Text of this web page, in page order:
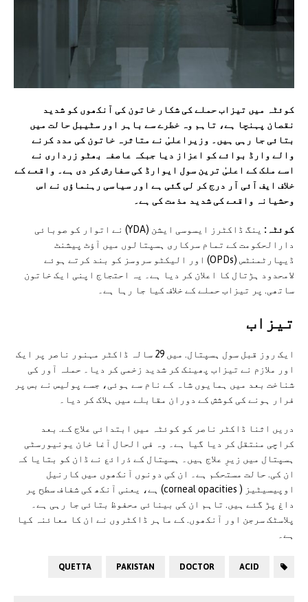
کوئٹہ میں تیزاب حملے کی شکار خاتون کی آنکھوں کو شدید
نقصان پہنچا ہے، تاہم وہ خطرے سے باہر اور سٹیبل حالت میں
بتائی جا رہی ہیں۔ وزیراعلیٰ نے متاثرہ خاتون کی مدد کرنے
والے وارڈ بوائے کو اعزاز دیا جبکہ عاصفہ بھٹو زرداری نے
اسے ملک کے اعلیٰ ترین سول ایوارڈ کی سفارش کر دی ہے۔ واقعے کے
خلاف ایف آئی آر درج کر لی گئی ہے اور سیاسی رہنماؤں نے اس
وحشیانہ واقعے کی شدید مذمت کی ہے۔
کوئٹہ:
ینگ ڈاکٹرز ایسوسی ایشن (YDA) نے اتوار کو صوبائی
دارالحکومت کے تمام سرکاری ہسپتالوں میں آؤٹ پیشنٹ
ڈیپارٹمنٹس (OPDs) اور الیکٹو سروسز کو بند کرتے ہوئے
لامحدود ہڑتال کا اعلان کر دیا ہے۔ یہ احتجاج اپنی ایک خاتون
ساتھی. پر تیزاب حملے کے خلاف کیا جا رہا ہے۔
تیزاب
ایک روز قبل سول ہسپتال. میں 29 سالہ ڈاکٹر مہنور ناصر پر ایک
اور ملازم نے تیزاب پھینک کر شدید زخمی کر دیا۔ حملہ آور کی
شناخت بعد میں ہمایوں شاہ کے نام سے ہوئی، جسے پولیس نے بس پر
فرار ہونے کی کوشش کے دوران مقابلے میں ہلاک کر دیا۔
دریں اثنا ڈاکٹر ناصر کو کوئٹہ میں ابتدائی علاج کے. بعد
کراچی منتقل کر دیا گیا ہے۔ وہ فی الحال آغا خان یونیورسٹی
ہسپتال میں زیرِ علاج ہیں۔ ہسپتال کے ذرائع نے ڈان کو بتایا کہ
ان کی. حالت مستحکم ہے۔ ان کی دونوں آنکھوں میں کارنیل
اوپیسیٹیز ( corneal opacities) ہے، یعنی آنکھ کی شفاف سطح پر
داغ پڑ گئے ہیں. تاہم ان کی بینائی محفوظ بتائی جا رہی ہے۔
پلاسٹک سرجن اور آنکھوں. کے ماہر ڈاکٹروں نے ان کا معائنہ کیا
ہے۔
ACID
DOCTOR
PAKISTAN
QUETTA